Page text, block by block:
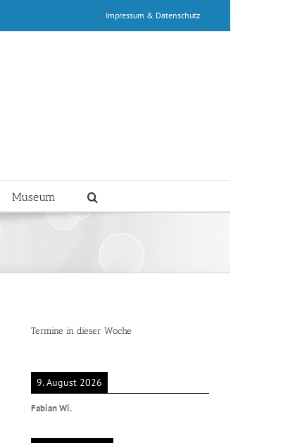
Impressum & Datenschutz
Museum
Termine in dieser Woche
9. August 2026
Fabian Wi.